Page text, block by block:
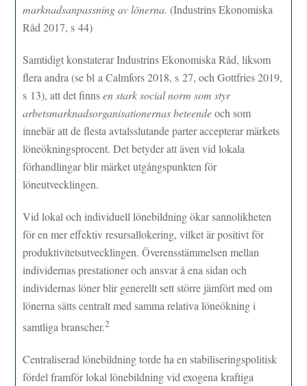
marknadsanpassning av lönerna. (Industrins Ekonomiska
Råd 2017, s 44)
Samtidigt konstaterar Industrins Ekonomiska Råd, liksom
flera andra (se bl a Calmfors 2018, s 27, och Gottfries 2019,
s 13), att det finnsen stark social norm som styr
arbetsmarknadsorganisationernas beteendeoch som
innebär att de flesta avtalsslutande parter accepterar märkets
löneökningsprocent. Det betyder att även vid lokala
förhandlingar blir märket utgångspunkten för
löneutvecklingen.
Vid lokal och individuell lönebildning ökar sannolikheten
för en mer effektiv resursallokering, vilket är positivt för
produktivitetsutvecklingen. Överensstämmelsen mellan
individernas prestationer och ansvar å ena sidan och
individernas löner blir generellt sett större jämfört med om
lönerna sätts centralt med samma relativa löneökning i
samtliga branscher.2
Centraliserad lönebildning torde ha en stabiliseringspolitisk
fördel framför lokal lönebildning vid exogena kraftiga